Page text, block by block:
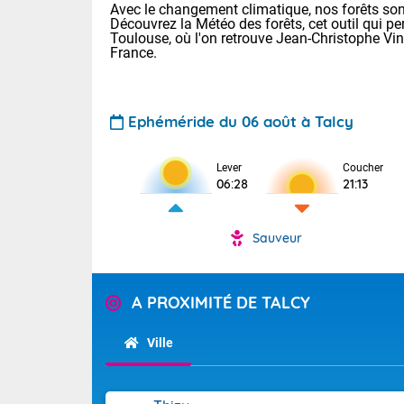
Tendance
Avec le changement climatique, nos forêts
Découvrez la Météo des forêts, cet outil qui
Toulouse, où l'on retrouve Jean-Christophe
France.
Ephéméride du 06 août à Talcy
Lever
06:28
Coucher
21:13
Sauveur
A PROXIMITÉ DE TALCY
Ville
Voici les
Lyon : 33
25 Nancy :
(84). Sur le
Sur les